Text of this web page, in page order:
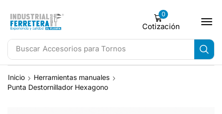
Buscar Accesorios para Tornos
0
Cotización
Inicio
Herramientas manuales
Punta Destornillador Hexagono